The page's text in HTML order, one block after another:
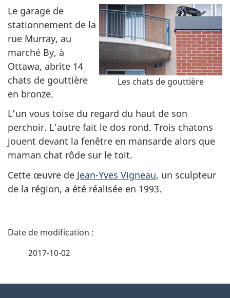
sondage
du
site
Les chats de gouttière
Le garage de
stationnement de la
rue Murray, au
marché By, à
Ottawa, abrite 14
chats de gouttière
en bronze.
L’un vous toise du regard du haut de son
perchoir. L’autre fait le dos rond. Trois chatons
jouent devant la fenêtre en mansarde alors que
maman chat rôde sur le toit.
Cette œuvre de Jean-Yves Vigneau, un sculpteur
de la région, a été réalisée en 1993.
D
2017-10-02